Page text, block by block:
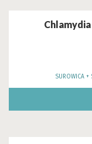
SUROWICA +